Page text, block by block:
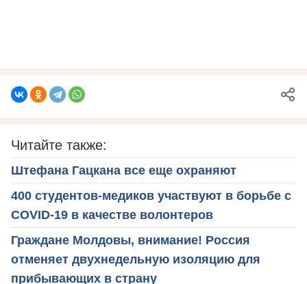
Читайте также:
Штефана Гацкана все еще охраняют
400 студентов-медиков участвуют в борьбе с
COVID-19 в качестве волонтеров
Граждане Молдовы, внимание! Россия
отменяет двухнедельную изоляцию для
прибывающих в страну